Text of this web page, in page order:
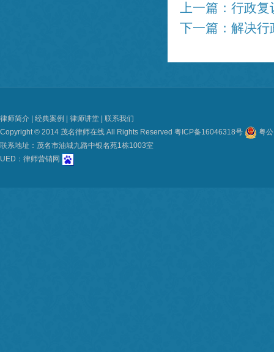
上一篇：行政
下一篇：解决
律师简介 经典案例 律师讲堂
联系我们
Copyright © 2014 茂名律师在线 All Rights Reserved 粤ICP备16046318号
粤
联系地址：茂名市油城九路中银名苑1栋1003室
UED： 律师营销网